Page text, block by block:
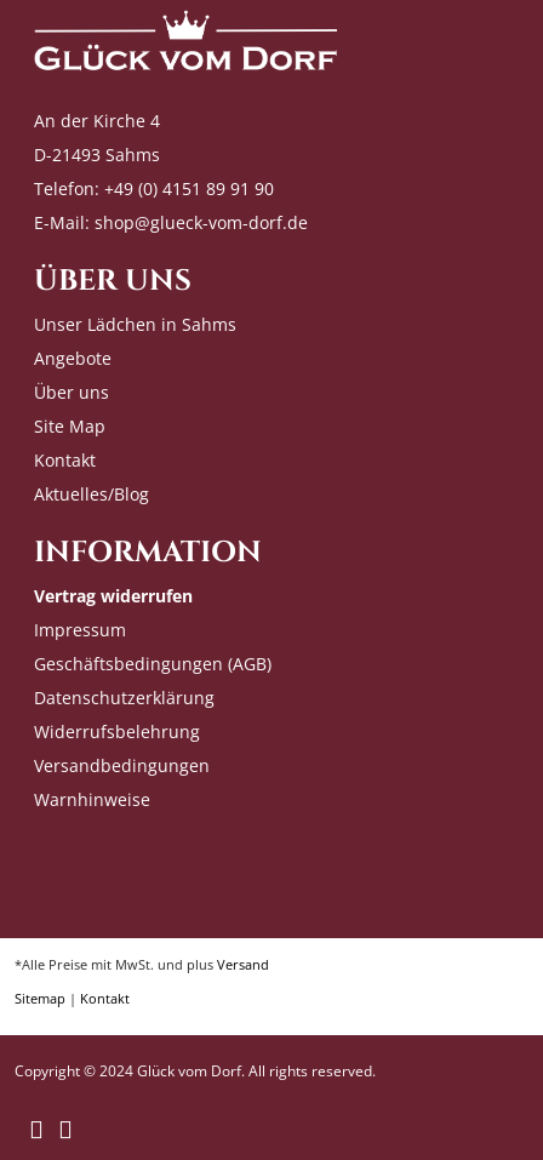
An der Kirche 4
D-21493 Sahms
Telefon: +49 (0) 4151 89 91 90
E-Mail: shop@glueck-vom-dorf.de
ÜBER UNS
Unser Lädchen in Sahms
Angebote
Über uns
Site Map
Kontakt
Aktuelles/Blog
INFORMATION
Vertrag widerrufen
Impressum
Geschäftsbedingungen (AGB)
Datenschutzerklärung
Widerrufsbelehrung
Versandbedingungen
Warnhinweise
*Alle Preise mit MwSt. und plus Versand
Sitemap | Kontakt
Copyright © 2024 Glück vom Dorf. All rights reserved.